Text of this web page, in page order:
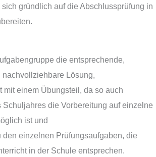
gründlich auf die Abschlussprüfung in
die entsprechende,
nachvollziehbare Lösung,
mit einem Übungsteil, da so auch
Schuljahres die Vorbereitung auf einzelne
ist und
den einzelnen Prüfungsaufgaben, die
in der Schule entsprechen.